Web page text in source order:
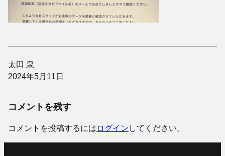
太田 泉
2024年5月11日
コメントを残す
コメントを投稿するには ログイン してください。